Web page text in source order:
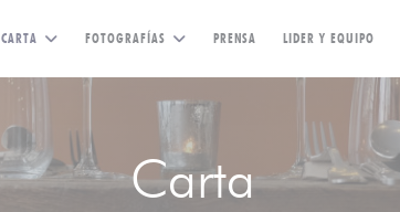
CARTA FOTOGRAFÍAS PRENSA LIDER Y EQUIPO
Carta